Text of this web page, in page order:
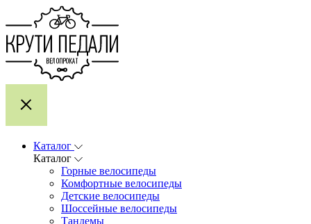
Каталог
Каталог
Горные велосипеды
Комфортные велосипеды
Детские велосипеды
Шоссейные велосипеды
Тандемы